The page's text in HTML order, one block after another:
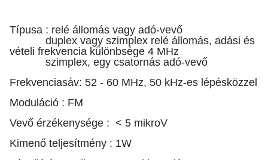
Típusa : relé állomás vagy adó-vevő
duplex vagy szimplex relé állomás, adási és
vételi frekvencia különbsége 4 MHz
szimplex, egy csatornás adó-vevő
Frekvenciasáv: 52 - 60 MHz, 50 kHz-es lépésközzel
Moduláció : FM
Vevő érzékenysége : < 5 mikroV
Kimenő teljesítmény : 1W